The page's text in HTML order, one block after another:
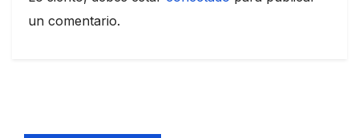
un comentario.